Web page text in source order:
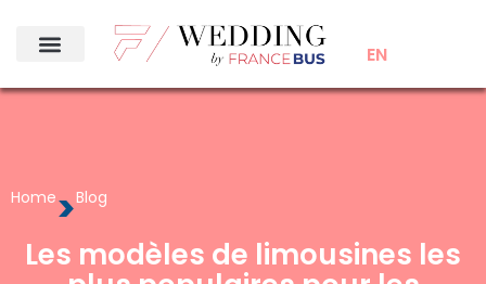
EN
Home>Blog
Les modèles de limousines les